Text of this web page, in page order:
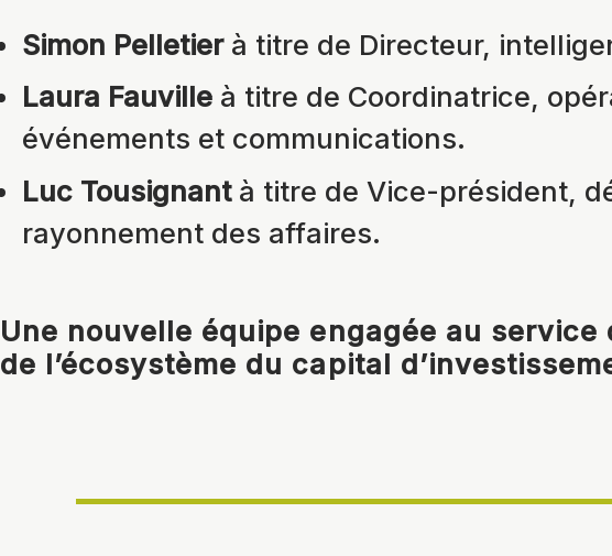
Simon Pelletierà titre de Directeur,
Laura Fauville à titre de Coordinatrice,
événements et communications.
Luc Tousignantà titre de Vice-président,
rayonnement des affaires.
Une nouvelle équipe engagée au service
de l’écosystème du capital